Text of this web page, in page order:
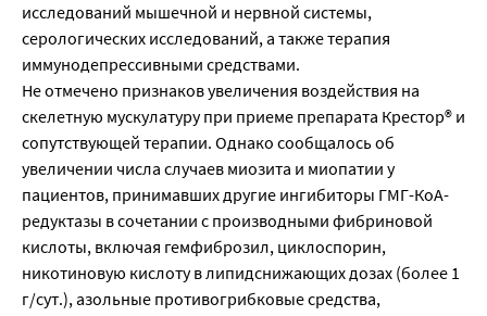
исследований мышечной и нервной системы,
серологических исследований, а также терапия
иммунодепрессивными средствами.
Не отмечено признаков увеличения воздействия на
скелетную мускулатуру при приеме препарата Крестор® и
сопутствующей терапии. Однако сообщалось об
увеличении числа случаев миозита и миопатии у
пациентов, принимавших другие ингибиторы ГМГ-КоА-
редуктазы в сочетании с производными фибриновой
кислоты, включая гемфиброзил, циклоспорин,
никотиновую кислоту в липидснижающих дозах (более 1
г/сут.), азольные противогрибковые средства,